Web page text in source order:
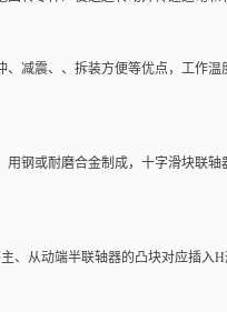
减震、、拆装方便等优点，工作温
钢或耐磨合金制成，十字滑块联
、从动端半联轴器的凸块对应插入